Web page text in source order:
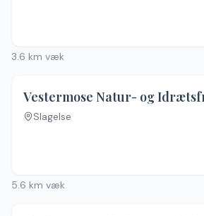
3.6 km væk
Slagelse
5.6 km væk